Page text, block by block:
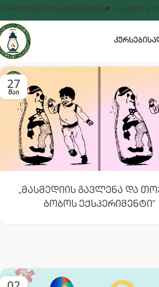
ᲞᲠᲝᲔᲥᲢᲔᲑᲘ ᲛᲝᲖᲐᲠᲓᲔᲑᲘᲡᲗᲕᲘᲡ ᲡᲐᲑᲐᲕᲨᲕᲝ
ᲙᲣᲠᲡᲔᲑᲘ
27
ᲛᲐᲘ
„მასმედიის Გავლენა Და
Ბობოს Ექსპერიმენტი”